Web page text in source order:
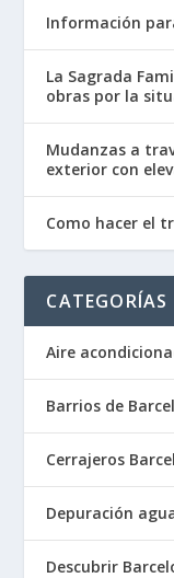
Información
La Sagrada
obras por la
Mudanzas a
exterior con
Como hacer el
CATEGORÍAS
Aire
Barrios de
Cerrajeros
Depuración
Descubrir